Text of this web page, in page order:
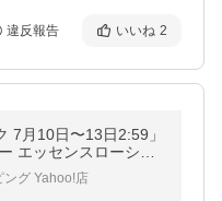
違反報告 いいね 2
7月10日〜13日2:59」
エッセンスローショ
ング Yahoo!店